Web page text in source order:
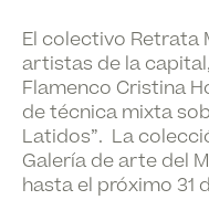
El colectivo Retrata
artistas de la
Flamenco Cristina
de técnica mixta
Latidos”. La
Galería de arte del
hasta el próximo 31